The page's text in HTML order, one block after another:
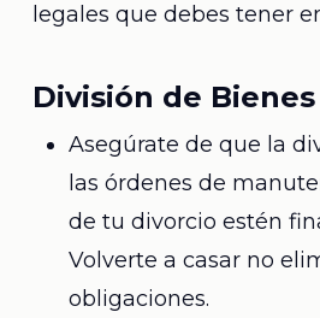
legales que debes tener
División de
Asegúrate de que la
las órdenes de
de tu divorcio estén
Volverte a casar no
obligaciones.